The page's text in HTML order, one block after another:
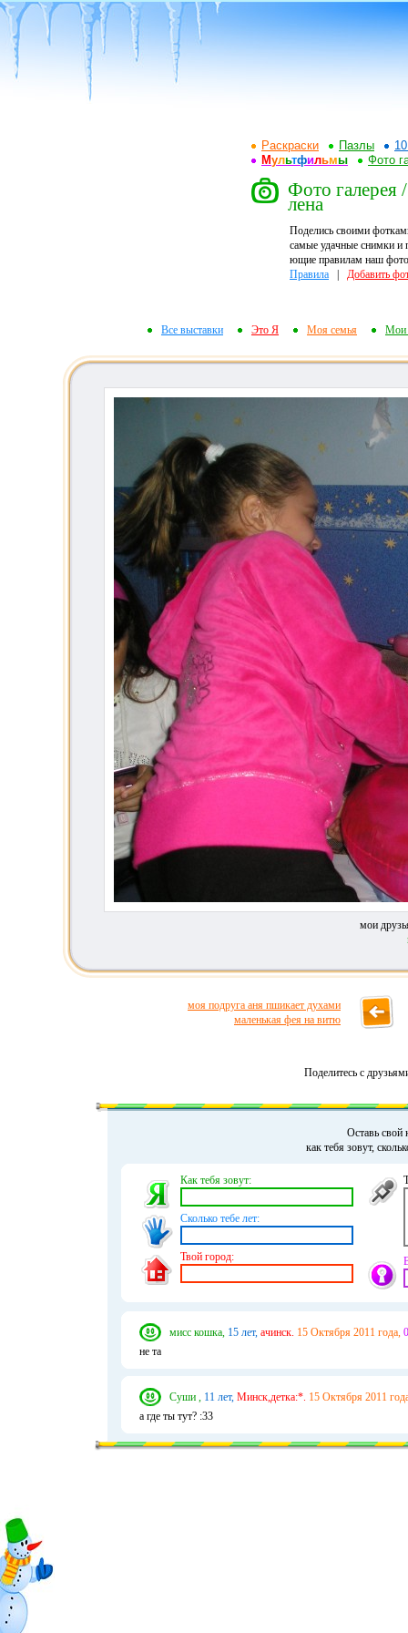
Раскраски Пазлы
Мультфильмы Фото
Фото галерея
лена
Поделись своими
самые удачные снимки и
ющие правилам наш
Правила
Добавить
Все выставки Это Я Моя семья Мои
мои
моя подруга аня пшикает духами
маленькая фея на витю
Поделитесь с
Оставь свой
как тебя зовут,
Как тебя зовут:
Сколько тебе лет:
Твой город:
мисс кошка, 15 лет, ачинск. 15 Октября 2011 года,
не та
Суши , 11 лет, Минск,детка:*. 15 Октября 2011
а где ты тут? :33